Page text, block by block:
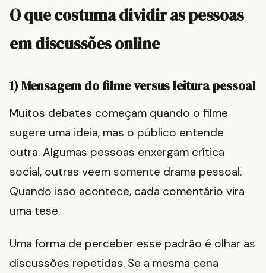
O que costuma dividir as pessoas
em discussões online
1) Mensagem do filme versus leitura pessoal
Muitos debates começam quando o filme
sugere uma ideia, mas o público entende
outra. Algumas pessoas enxergam crítica
social, outras veem somente drama pessoal.
Quando isso acontece, cada comentário vira
uma tese.
Uma forma de perceber esse padrão é olhar as
discussões repetidas. Se a mesma cena